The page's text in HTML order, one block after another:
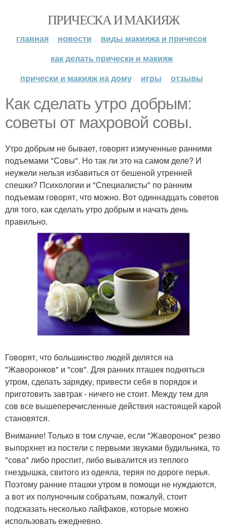
ПРИЧЕСКА И МАКИЯЖ
главная новости
виды макияжа и причесок
как делать прически и макияж
прически и макияж на дому
игры отзывы
Как сделать утро добрым:
советы от махровой совы.
Утро добрым не бывает, говорят измученные ранними
подъемами "Совы". Но так ли это на самом деле? И
неужели нельзя избавиться от бешеной утренней
спешки? Психологии и "Специалисты" по ранним
подъемам говорят, что можно. Вот одиннадцать советов
для того, как сделать утро добрым и начать день
правильно.
Говорят, что большинство людей делятся на
"Жаворонков" и "сов". Для ранних пташек подняться
утром, сделать зарядку, привести себя в порядок и
приготовить завтрак - ничего не стоит. Между тем для
сов все вышеперечисленные действия настоящей карой
становятся.
Внимание! Только в том случае, если "Жаворонок" резво
выпорхнет из постели с первыми звуками будильника, то
"сова" либо проспит, либо вывалится из теплого
гнездышка, свитого из одеяла, теряя по дороге перья.
Поэтому ранние пташки утром в помощи не нуждаются,
а вот их полуночным собратьям, пожалуй, стоит
подсказать несколько лайфаков, которые можно
использовать ежедневно.